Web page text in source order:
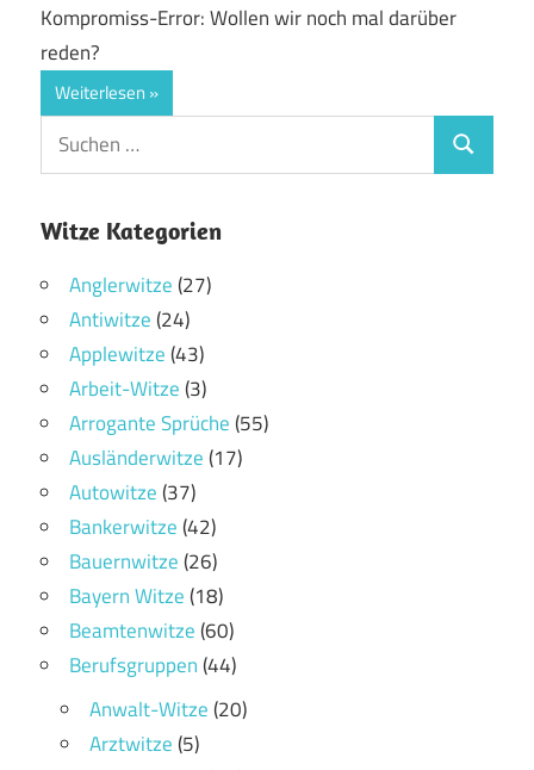
Kompromiss-Error: Wollen wir noch mal darüber
reden?
Weiterlesen
Witze Kategorien
Anglerwitze(27)
Antiwitze(24)
Applewitze(43)
Arbeit-Witze(3)
Arrogante Sprüche(55)
Ausländerwitze(17)
Autowitze(37)
Bankerwitze(42)
Bauernwitze(26)
Bayern Witze(18)
Beamtenwitze(60)
Berufsgruppen(44)
Anwalt-Witze(20)
Arztwitze(5)